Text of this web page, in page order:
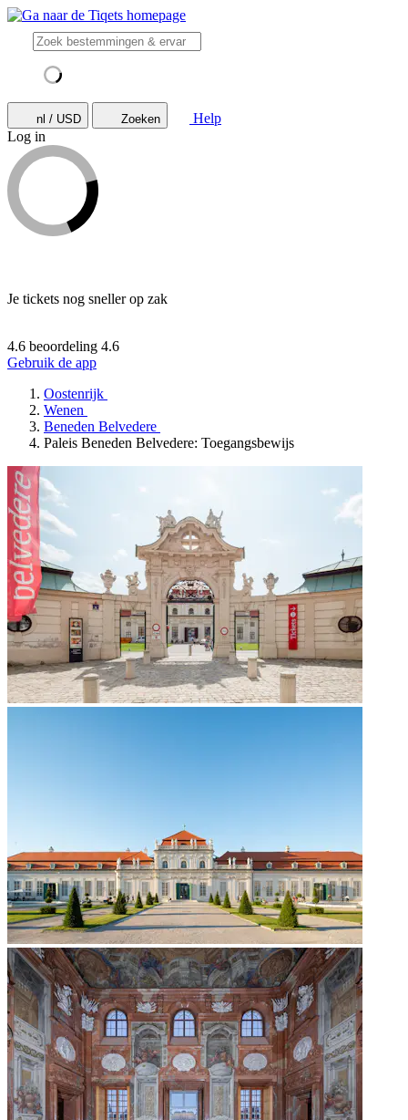
nl / USD Zoeken
Help
Log in
Je tickets nog sneller op zak
4.6 beoordeling 4.6
Gebruik de app
Oostenrijk
Wenen
Beneden Belvedere
Paleis Beneden Belvedere: Toegangsbewijs